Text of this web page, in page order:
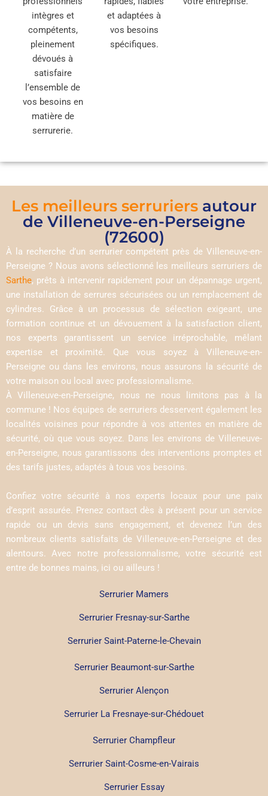
intègres et
compétents,
pleinement
dévoués à
satisfaire
l’ensemble de
vos besoins en
matière de
serrurerie.
et adaptées à
vos besoins
spécifiques.
Les meilleurs serruriers autour
de Villeneuve-en-Perseigne
(72600)
À la recherche d’un serrurier compétent près de Villeneuve-en-
Perseigne ? Nous avons sélectionné les meilleurs serruriers de
Sarthe, prêts à intervenir rapidement pour un dépannage urgent,
une installation de serrures sécurisées ou un remplacement de
cylindres. Grâce à un processus de sélection exigeant, une
formation continue et un dévouement à la satisfaction client,
nos experts garantissent un service irréprochable, mêlant
expertise et proximité. Que vous soyez à Villeneuve-en-
Perseigne ou dans les environs, nous assurons la sécurité de
votre maison ou local avec professionnalisme.
À Villeneuve-en-Perseigne, nous ne nous limitons pas à la
commune ! Nos équipes de serruriers desservent également les
localités voisines pour répondre à vos attentes en matière de
sécurité, où que vous soyez. Dans les environs de Villeneuve-
en-Perseigne, nous garantissons des interventions promptes et
des tarifs justes, adaptés à tous vos besoins.
Confiez votre sécurité à nos experts locaux pour une paix
d’esprit assurée. Prenez contact dès à présent pour un service
rapide ou un devis sans engagement, et devenez l’un des
nombreux clients satisfaits de Villeneuve-en-Perseigne et des
alentours. Avec notre professionnalisme, votre sécurité est
entre de bonnes mains, ici ou ailleurs !
Serrurier Mamers
Serrurier Fresnay-sur-Sarthe
Serrurier Saint-Paterne-le-Chevain
Serrurier Beaumont-sur-Sarthe
Serrurier Alençon
Serrurier La Fresnaye-sur-Chédouet
Serrurier Champfleur
Serrurier Saint-Cosme-en-Vairais
Serrurier Essay